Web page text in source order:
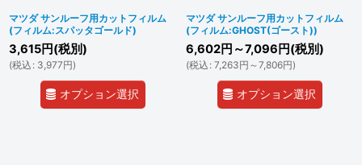
マツダ サンルーフ用カットフィルム
(フィルム:スパッタゴールド)
3,615円(税別)
(税込 : 3,977円)
オプション選択
マツダ サンルーフ用カットフィルム
(フィルム:GHOST(ゴースト))
6,602円 ～7,096 円(税別)
(税込 : 7,263円 ～7,806円)
オプション選択